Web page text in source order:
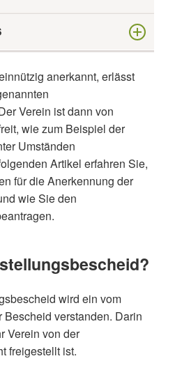
Freistellungsbescheid für
für einen
anerkannt, erlässt
Verein ist dann von
wie zum Beispiel der
Umständen
Artikel erfahren Sie,
für die Anerkennung der
wie Sie den
wird ein vom
verstanden. Darin
Verein von der
freigestellt ist.